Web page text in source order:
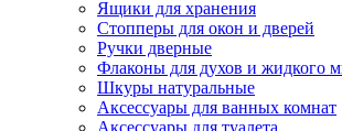
Ящики для хранения
Стопперы для окон и дверей
Ручки дверные
Флаконы для духов и жидкого
Шкуры натуральные
Аксессуары для ванных комнат
Аксессуары для туалета